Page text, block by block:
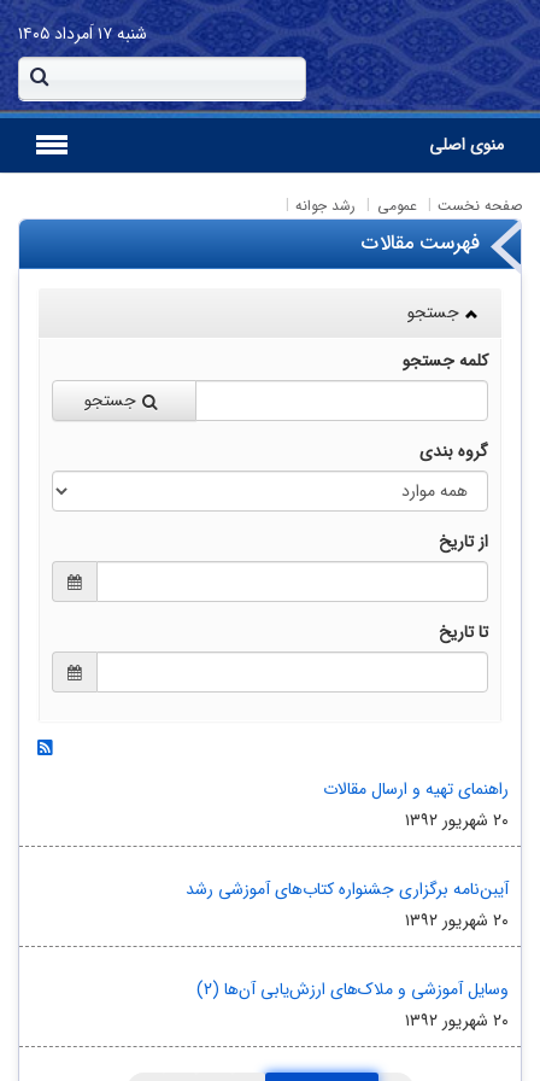
شنبه۱۷ اَمرداد ۱۴۰۵
منوی اصلی
صفحه نخست عمومی رشد جوانه
فهرست مقالات
جستجو
کلمه جستجو
جستجو
گروه بندی
از تاریخ
تا تاریخ
راهنمای تهیه و ارسال مقالات
۲۰ شهریور ۱۳۹۲
آیبن‌نامه برگزاری جشنواره کتاب‌های آموزشی رشد
۲۰ شهریور ۱۳۹۲
وسایل آموزشی و ملاک‌های ارزش‌یابی آن‌ها (2)
۲۰ شهریور ۱۳۹۲